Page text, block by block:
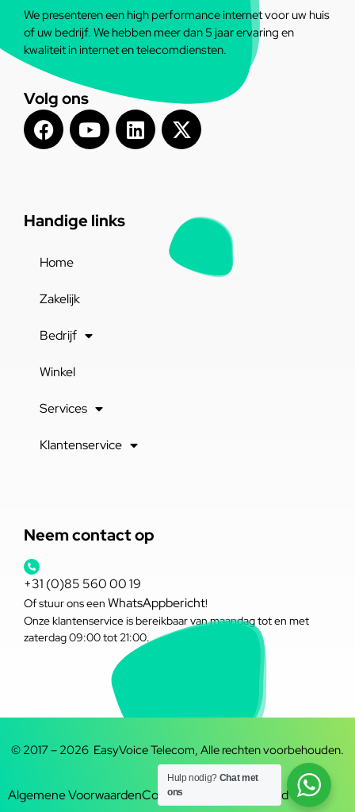
We presenteren een high performance internet voor uw huis
of uw bedrijf. We hebben meer dan 5 jaar ervaring en
kwaliteit in internet en telecomdiensten.
Volg ons
Handige links
Home
Zakelijk
Bedrijf
Winkel
Services
Klantenservice
Neem contact op
+31 (0)85 560 00 19
Of stuur ons een WhatsAppbericht!
Onze klantenservice is bereikbaar van maandag tot en met
zaterdag 09:00 tot 21:00.
© 2017 – 2026 EasyVoice Telecom, Alle rechten voorbehouden.
Algemene VoorwaardenCookiebeleid Privacybeleid
Hulp nodig? Chat met
ons